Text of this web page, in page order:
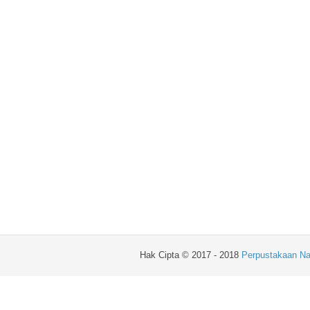
Hak Cipta © 2017 - 2018 Perpustakaan